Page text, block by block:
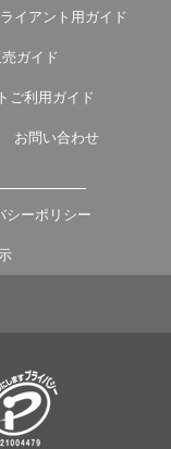
イアント用ガイド
ガイド
ご利用ガイド
お問い合わせ
シーポリシー